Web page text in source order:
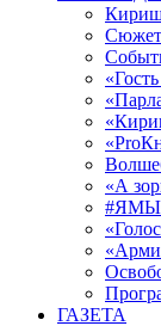
«А
ГАЗЕТА